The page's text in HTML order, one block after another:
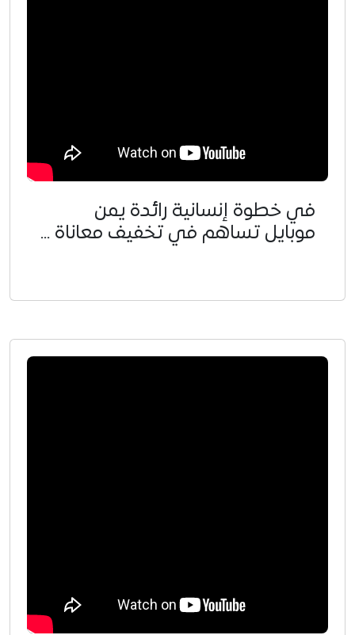
في خطوة إنسانية رائدة يمن
موبايل تساهم في تخفيف معاناة ...